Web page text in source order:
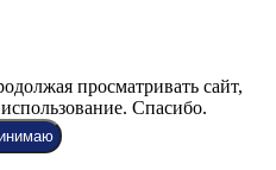
просматривать сайт,
Спасибо.